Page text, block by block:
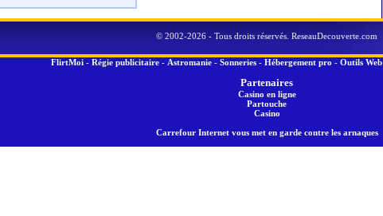
© 2002-2026 - Tous droits réservés. ReseauDecouverte.com
FlirtMoi - Régie publicitaire - Astromanie - Sonneries - Hébergement pro - Outils Web
Partenaires
Casino en ligne
Partouche
Casino
Carrefour Internet vous met en garde contre les arnaques